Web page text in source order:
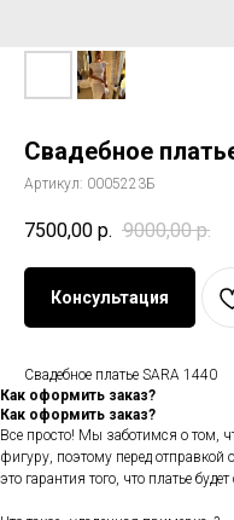
Свадебное
Артикул: 0005223Б
7500,00 р. 9000,00 р.
Консультация
Свадебное платье SARA 1440
Как оформить заказ?
Как оформить заказ?
Все просто! Мы заботимся о том,
фигуру, поэтому перед
это гарантия того, что платье